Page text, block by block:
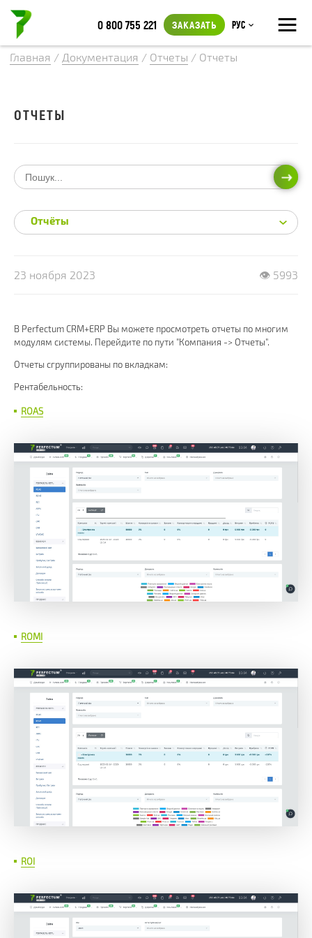
≡
0 800 755 221 ЗАКАЗАТЬ Рус
Главная / Документация / Отчеты / Отчеты
23 ноября 2023 👁 5993
В Perfectum CRM+ERP Вы можете просмотреть отчеты по многим
модулям системы. Перейдите по пути "Компания -> Отчеты".
Отчеты сгруппированы по вкладкам:
Рентабельность:
ROAS
ROMI
ROI
ОТЧЕТЫ
Отчёты